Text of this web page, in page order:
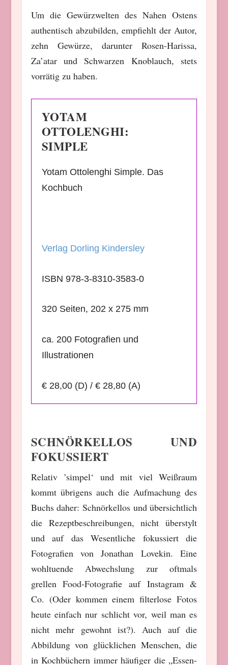
Um die Gewürzwelten des Nahen Ostens
authentisch abzubilden, empfiehlt der Autor,
zehn Gewürze, darunter Rosen-Harissa,
Za’atar und Schwarzen Knoblauch, stets
vorrätig zu haben.
YOTAM
OTTOLENGHI:
SIMPLE
Yotam Ottolenghi Simple. Das
Kochbuch
Verlag Dorling Kindersley
ISBN 978-3-8310-3583-0
320 Seiten, 202 x 275 mm
ca. 200 Fotografien und
Illustrationen
€ 28,00 (D) / € 28,80 (A)
SCHNÖRKELLOS UND
FOKUSSIERT
Relativ ’simpel‘ und mit viel Weißraum
kommt übrigens auch die Aufmachung des
Buchs daher: Schnörkellos und übersichtlich
die Rezeptbeschreibungen, nicht überstylt
und auf das Wesentliche fokussiert die
Fotografien von Jonathan Lovekin. Eine
wohltuende Abwechslung zur oftmals
grellen Food-Fotografie auf Instagram &
Co. (Oder kommen einem filterlose Fotos
heute einfach nur schlicht vor, weil man es
nicht mehr gewohnt ist?). Auch auf die
Abbildung von glücklichen Menschen, die
in Kochbüchern immer häufiger die „Essen-